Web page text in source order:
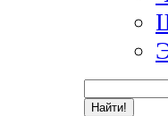
Найти!